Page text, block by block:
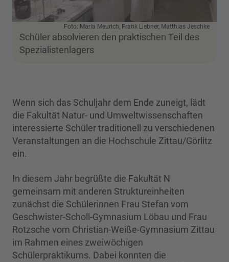
Foto: Maria Meurich, Frank Liebner, Matthias Jeschke
Schüler absolvieren den praktischen Teil des
Spezialistenlagers
Wenn sich das Schuljahr dem Ende zuneigt, lädt
die Fakultät Natur- und Umweltwissenschaften
interessierte Schüler traditionell zu verschiedenen
Veranstaltungen an die Hochschule Zittau/Görlitz
ein.
In diesem Jahr begrüßte die Fakultät N
gemeinsam mit anderen Struktureinheiten
zunächst die Schülerinnen Frau Stefan vom
Geschwister-Scholl-Gymnasium Löbau und Frau
Rotzsche vom Christian-Weiße-Gymnasium Zittau
im Rahmen eines zweiwöchigen
Schülerpraktikums. Dabei konnten die